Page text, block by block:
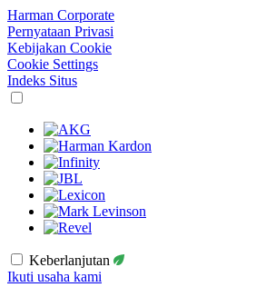
Harman Corporate
Pernyataan Privasi
Kebijakan Cookie
Cookie Settings
Indeks Situs
Keberlanjutan
Ikuti usaha kami